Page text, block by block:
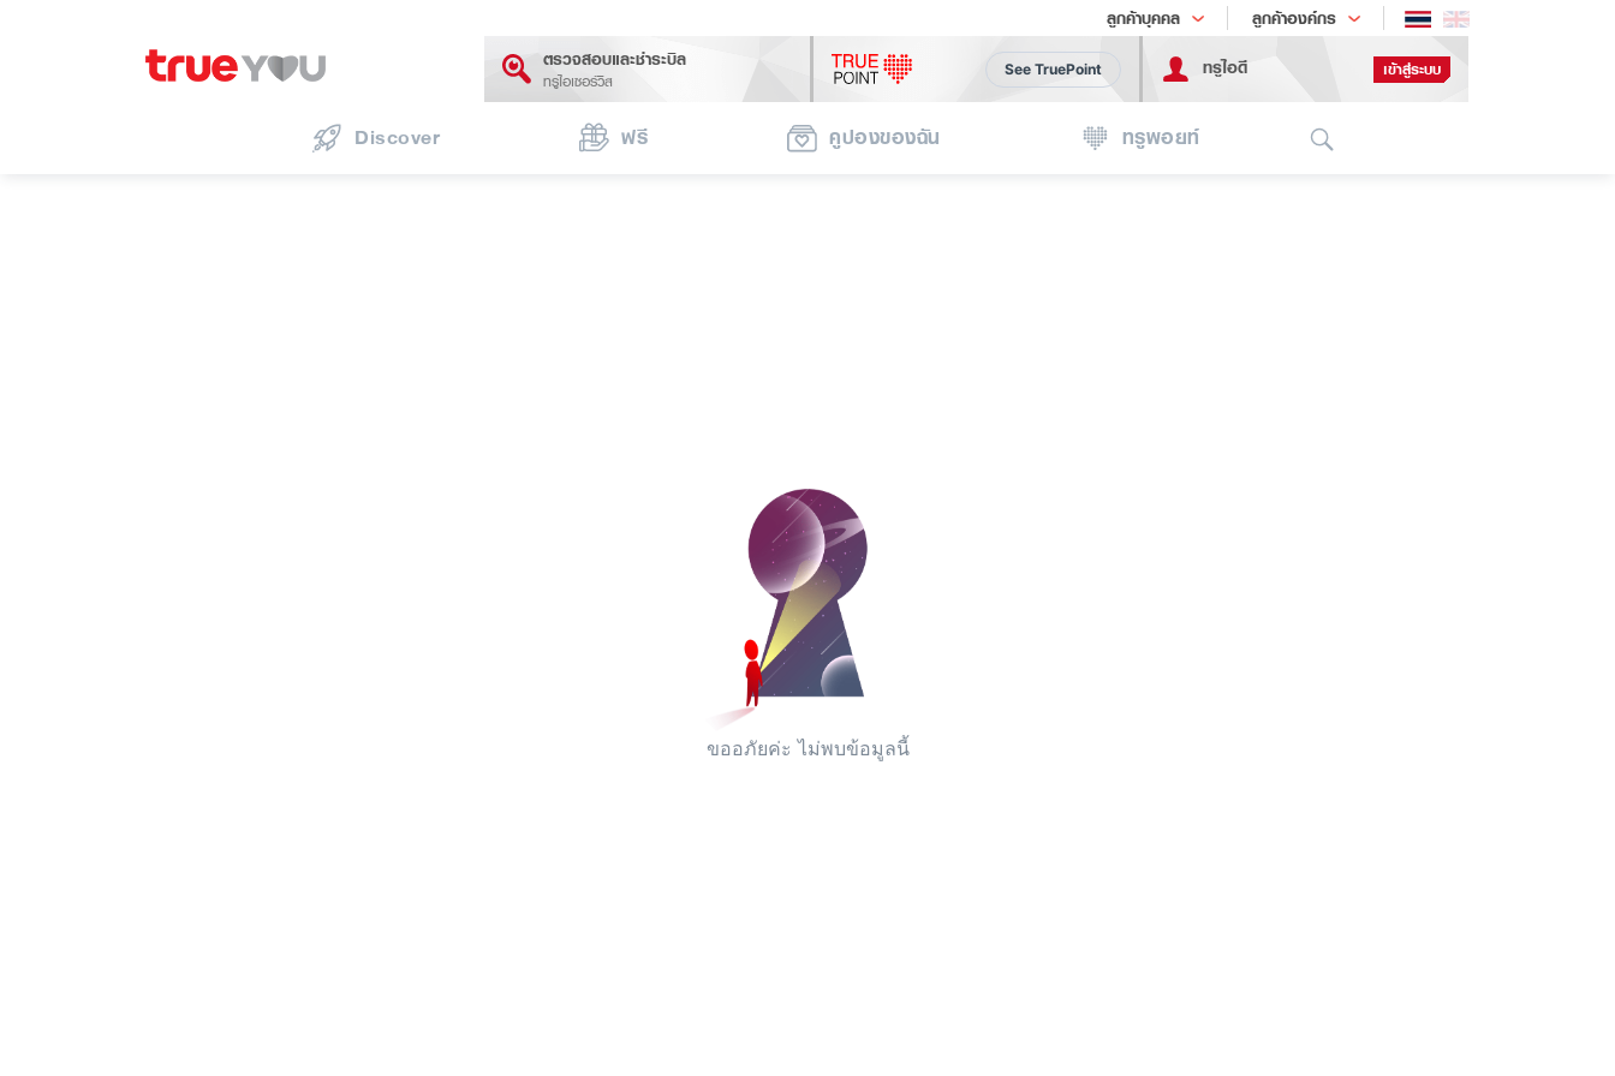
ลูกค้าบุคคล ลูกค้าองค์กร
เทรนด์เทคโนโลยี
ตรวจสอบและชำระบิล
ทรูไอเซอร์วิส
See TruePoint ทรูไอดี เข้าสู่ระบบ
Discover ฟรี คูปองของฉัน ทรูพอยท์
ขออภัยค่ะ ไม่พบข้อมูลนี้